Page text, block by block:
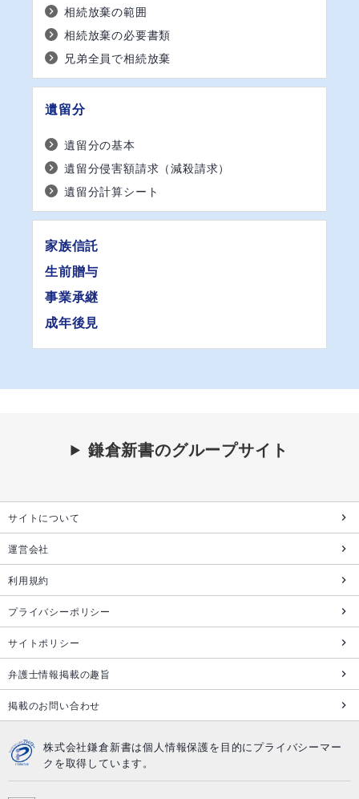
相続放棄の範囲
相続放棄の必要書類
兄弟全員で相続放棄
遺留分
遺留分の基本
遺留分侵害額請求（減殺請求）
遺留分計算シート
家族信託
生前贈与
事業承継
成年後見
鎌倉新書のグループサイト
サイトについて
運営会社
利用規約
プライバシーポリシー
サイトポリシー
弁護士情報掲載の趣旨
掲載のお問い合わせ
株式会社鎌倉新書は個人情報保護を目的にプライバシーマー
クを取得しています。